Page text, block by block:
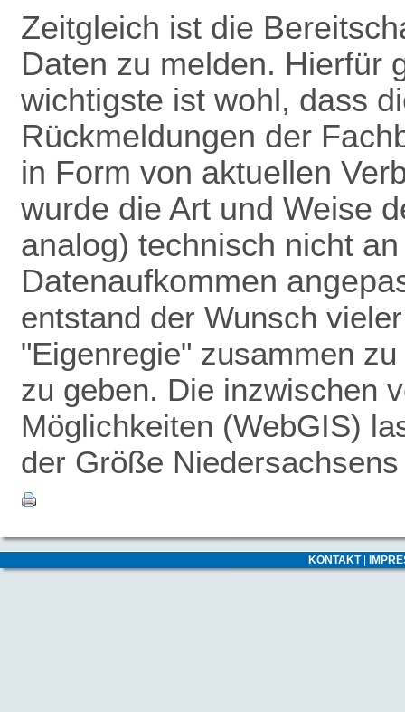
Zeitgleich ist die
Daten zu melden. Hierfür
wichtigste ist wohl, dass
Rückmeldungen der
in Form von aktuellen
wurde die Art und Weise
analog) technisch nicht
Datenaufkommen
entstand der Wunsch
"Eigenregie" zusammen
zu geben. Die inzwischen
Möglichkeiten (WebGIS)
der Größe
KONTAKT|